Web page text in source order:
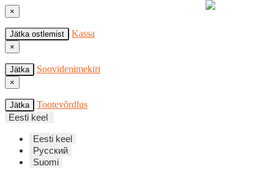
×
Jätka ostlemist Kassa
×
Jätka Soovidenimekiri
×
Jätka
Tootevõrdlus
Eesti keel
Eesti keel
Русский
Suomi